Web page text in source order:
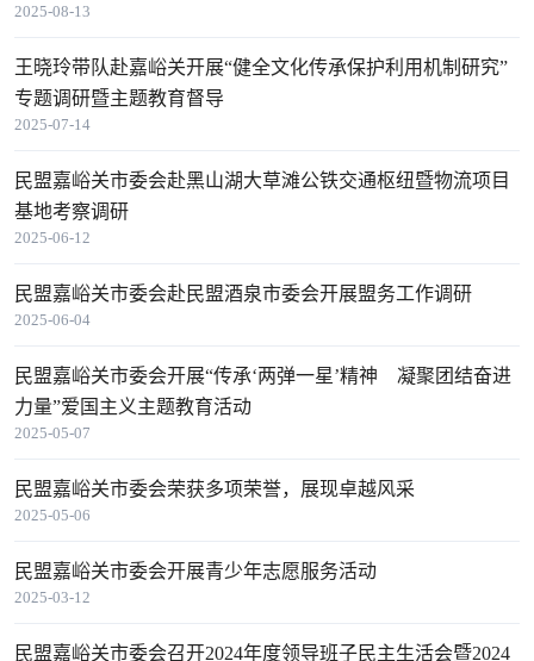
2025-08-13
2025-07-14
王晓玲带队赴嘉峪关开展“健全文化传承保护利用机制研究”
专题调研暨主题教育督导
2025-06-12
民盟嘉峪关市委会赴黑山湖大草滩公铁交通枢纽暨物流项目
基地考察调研
2025-06-04
民盟嘉峪关市委会赴民盟酒泉市委会开展盟务工作调研
2025-05-07
民盟嘉峪关市委会开展“传承‘两弹一星’精神 凝聚团结奋进
力量”爱国主义主题教育活动
2025-05-06
民盟嘉峪关市委会荣获多项荣誉，展现卓越风采
2025-03-12
民盟嘉峪关市委会开展青少年志愿服务活动
民盟嘉峪关市委会召开2024年度领导班子民主生活会暨2024